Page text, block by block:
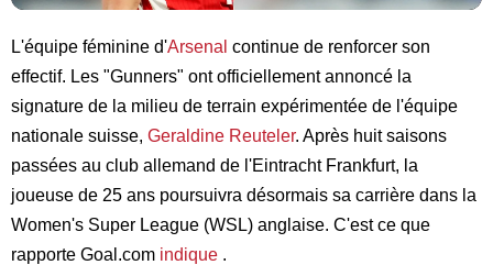
L'équipe féminine d'Arsenal continue de renforcer son
effectif. Les "Gunners" ont officiellement annoncé la
signature de la milieu de terrain expérimentée de l'équipe
nationale suisse, Geraldine Reuteler. Après huit saisons
passées au club allemand de l'Eintracht Frankfurt, la
joueuse de 25 ans poursuivra désormais sa carrière dans la
Women's Super League (WSL) anglaise. C'est ce que
rapporte Goal.com indique .